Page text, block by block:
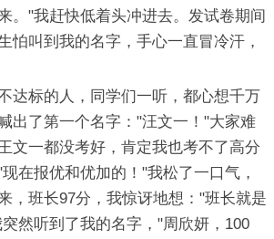
。"我赶快低着头冲进去。发试卷期间
怕叫到我的名字，手心一直冒冷汗，
标的人，同学们一听，都心想千万
出了第一个名字："汪文一！"大家难
文一都没考好，肯定我也考不了高分
在报优和优加的！"我松了一口气，
，班长97分，我惊讶地想："班长就是
然听到了我的名字，"周欣妍，100